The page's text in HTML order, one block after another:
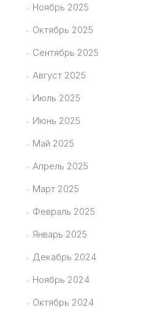
Ноябрь 2025
Октябрь 2025
Сентябрь 2025
Август 2025
Июль 2025
Июнь 2025
Май 2025
Апрель 2025
Март 2025
Февраль 2025
Январь 2025
Декабрь 2024
Ноябрь 2024
Октябрь 2024